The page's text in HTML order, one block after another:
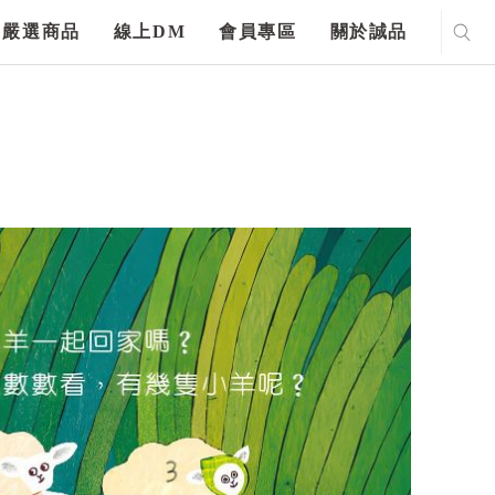
嚴選商品 線上DM 會員專區 關於誠品